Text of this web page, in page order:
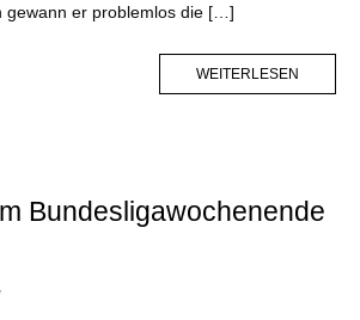
gewann er problemlos die […]
WEITERLESEN
Bundesligawochenende